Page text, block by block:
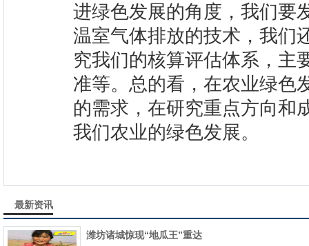
进绿色发展的角度，我们要
温室气体排放的技术，我们
究我们的核算评估体系，主
准等。总的看，在农业绿色
的需求，在研究重点方向和
我们农业的绿色发展。
最新资讯
潍坊诸城惊现“地瓜王”重达